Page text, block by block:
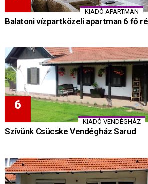
KIADÓ APARTMAN
Balatoni vízpartközeli apartman 6 fő
KIADÓ VENDÉGHÁZ
Szívünk Csücske Vendégház Sarud